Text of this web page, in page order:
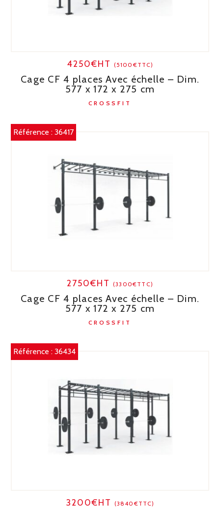
4250€HT (5100€TTC)
Cage CF 4 places Avec échelle – Dim.
577 x 172 x 275 cm
CROSSFIT
Référence :36417
2750€HT (3300€TTC)
Cage CF 4 places Avec échelle – Dim.
577 x 172 x 275 cm
CROSSFIT
Référence :36434
3200€HT (3840€TTC)